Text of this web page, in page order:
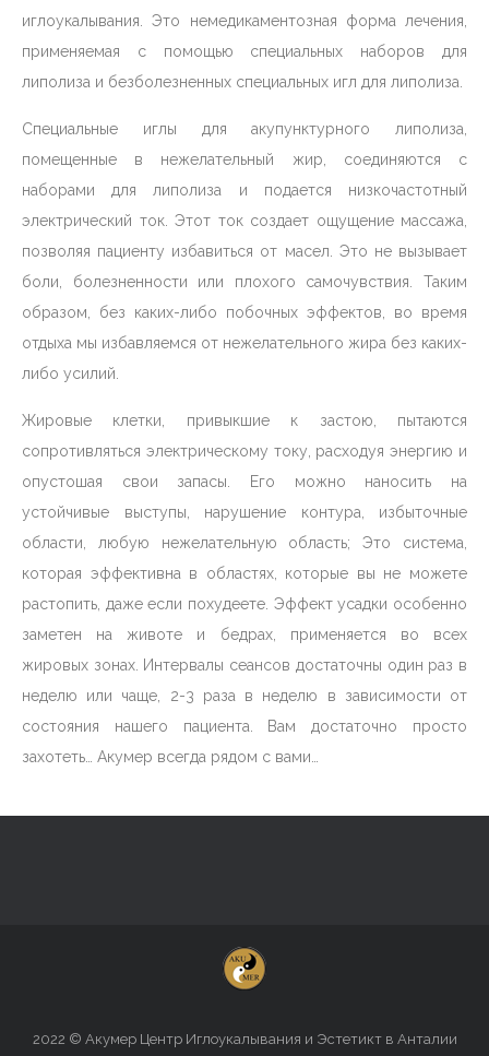
иглоукалывания. Это немедикаментозная форма лечения,
применяемая с помощью специальных наборов для
липолиза и безболезненных специальных игл для липолиза.
Специальные иглы для акупунктурного липолиза,
помещенные в нежелательный жир, соединяются с
наборами для липолиза и подается низкочастотный
электрический ток. Этот ток создает ощущение массажа,
позволяя пациенту избавиться от масел. Это не вызывает
боли, болезненности или плохого самочувствия. Таким
образом, без каких-либо побочных эффектов, во время
отдыха мы избавляемся от нежелательного жира без каких-
либо усилий.
Жировые клетки, привыкшие к застою, пытаются
сопротивляться электрическому току, расходуя энергию и
опустошая свои запасы. Его можно наносить на
устойчивые выступы, нарушение контура, избыточные
области, любую нежелательную область; Это система,
которая эффективна в областях, которые вы не можете
растопить, даже если похудеете. Эффект усадки особенно
заметен на животе и бедрах, применяется во всех
жировых зонах. Интервалы сеансов достаточны один раз в
неделю или чаще, 2-3 раза в неделю в зависимости от
состояния нашего пациента. Вам достаточно просто
захотеть… Акумер всегда рядом с вами…
2022 © Акумер Центр Иглоукалывания и Эстетикт в Анталии